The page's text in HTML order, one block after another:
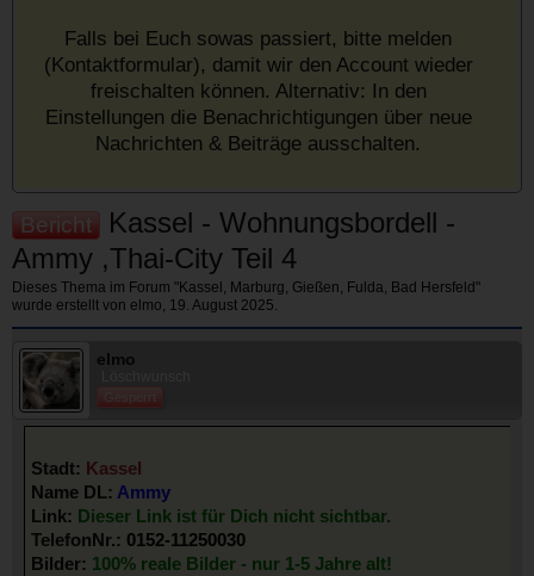
Falls bei Euch sowas passiert, bitte melden
(Kontaktformular), damit wir den Account wieder
freischalten können. Alternativ: In den
Einstellungen die Benachrichtigungen über neue
Nachrichten & Beiträge ausschalten.
Bericht
Kassel - Wohnungsbordell -
Ammy ,Thai-City Teil 4
Dieses Thema im Forum "Kassel, Marburg, Gießen, Fulda, Bad Hersfeld "
wurde erstellt von elmo, 19. August 2025.
elmo
Gesperrt
Stadt: Kassel
Name DL: Ammy
Link: Dieser Link ist für Dich nicht sichtbar.
TelefonNr.: 0152-11250030
Bilder: 100% reale Bilder - nur 1-5 Jahre alt!